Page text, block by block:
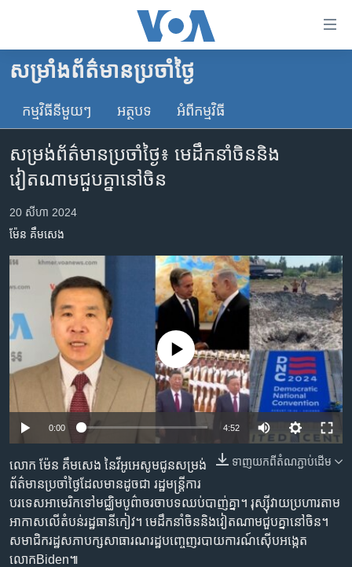
គេហទំព័រ​
ទាក់ទង
និង​
ចូល​
ទំព័រ​
ព័ត៌មាន​​
ម្តង
រំលង​
ទៅ​
ទំព័រ​
រចនា
សម្ព័ន្ធ​
និង​
កាន់​
ទំព័រ​
ស្វែង​
រក
កម្ពុជា
អន្តរជាតិ
ចិន
កម្ពុជាច្នៃប្រតិដ្ឋ
ទូរទស្សន៍ / វីដេអូ​
វិទ្យុ / ផតខាសថ៍
កម្មវិធីទាំងអស់
Khmer English
បណ្តាញ​សង្គម
ភាសា
សម្រាំងព័ត៌មានប្រចាំថ្ងៃ
កម្មវិធី​នីមួយៗ អត្ថបទ​ អំពី​កម្មវិធី​
សម្រង់​ព័ត៌មាន​ប្រចាំ​ថ្ងៃ៖ មេដឹកនាំ​ចិន​និង​
វៀតណាម​ជួបគ្នា​នៅ​ចិន
20 សីហា 2024
ម៉ែន គឹមសេង
No media source currently available
0:00 4:52
ទាញ​យក​ពី​តំណភ្ជាប់​ដើម
លោក ម៉ែន គឹមសេង នៃ​វីអូអេ​សូម​ជូន​សម្រង់​
ព័ត៌មាន​ប្រចាំថ្ងៃ​ដែល​មាន​ដូចជា រដ្ឋមន្ត្រី​ការ
បរទេស​អាមេរិក​ទៅ​មជ្ឈិម​បូព៌ា​ចរចា​បទ​ឈប់​បាញ់​គ្នា។ រុស្ស៊ី​វាយប្រហារ​តាម
អាកាស​លើ​តំបន់​រដ្ឋធានី​កៀវ។ មេដឹកនាំ​ចិន​និង​វៀតណាម​ជួបគ្នា​នៅ​ចិន។
សមាជិក​រដ្ឋ​សភា​បក្សសាធារណរដ្ឋ​បញ្ចេញ​របាយការណ៍​ស៊ើបអង្កេត
លោកBiden៕